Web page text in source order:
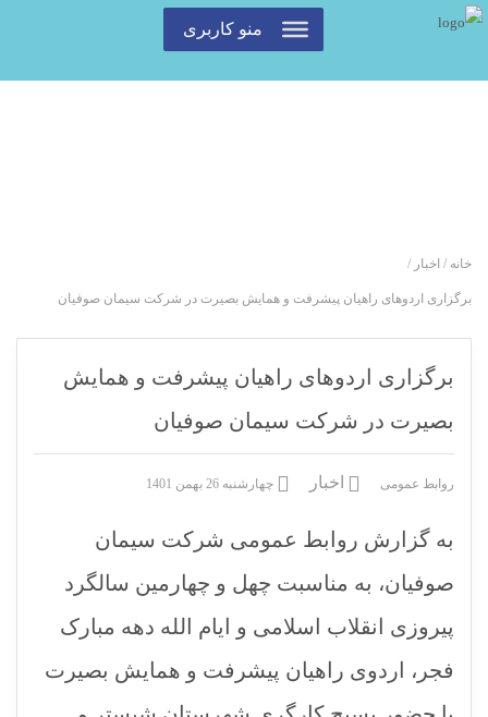
منو کاربری
خانه / اخبار /
برگزاری اردوهای راهیان پیشرفت و همایش بصیرت در شرکت سیمان صوفیان
برگزاری اردوهای راهیان پیشرفت و همایش
بصیرت در شرکت سیمان صوفیان
روابط عمومی اخبار چهارشنبه 26 بهمن 1401
به گزارش روابط عمومی شرکت سیمان
صوفیان، به مناسبت چهل و چهارمین سالگرد
پیروزی انقلاب اسلامی و ایام الله دهه مبارک
فجر، اردوی راهیان پیشرفت و همایش بصیرت